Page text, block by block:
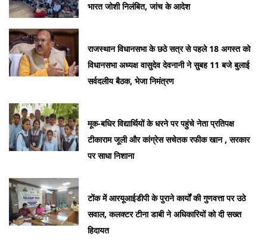
भारत जोशी निलंबित, जांच के आदेश
राजस्थान विधानसभा के छठे सत्र से पहले 18 अगस्त को
विधानसभा अध्यक्ष वासुदेव देवनानी ने सुबह 11 बजे बुलाई
सर्वदलीय बैठक, भेजा निमंत्रण
मूक-बधिर विद्यार्थियों के धरने पर पहुंचे नेता प्रतिपक्ष
टीकाराम जूली और कांग्रेस सचेतक रफीक खान , सरकार
पर साधा निशाना
टोंक में आरयूआईडीपी के पुराने कार्यों की गुणवत्ता पर उठे
सवाल, कलक्टर टीना डाबी ने अधिकारियों को दी सख्त
हिदायत